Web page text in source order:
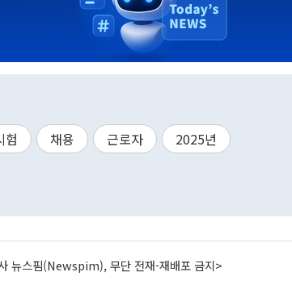
험 채용 근로자
2025년
뉴스핌(Newspim), 무단 전재-재배포 금지>